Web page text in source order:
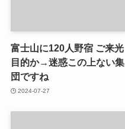
富士山に120人野宿 ご来光
目的か→迷惑この上ない集
団ですね
2024-07-27